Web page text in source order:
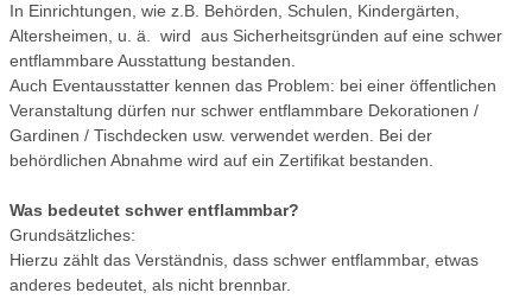
In Einrichtungen, wie z.B. Behörden, Schulen, Kindergärten,
Altersheimen, u. ä. wird aus Sicherheitsgründen auf eine schwer
entflammbare Ausstattung bestanden.
Auch Eventausstatter kennen das Problem: bei einer öffentlichen
Veranstaltung dürfen nur schwer entflammbare Dekorationen /
Gardinen / Tischdecken usw. verwendet werden. Bei der
behördlichen Abnahme wird auf ein Zertifikat bestanden.
Was bedeutet schwer entflammbar?
Grundsätzliches:
Hierzu zählt das Verständnis, dass schwer entflammbar, etwas
anderes bedeutet, als nicht brennbar.